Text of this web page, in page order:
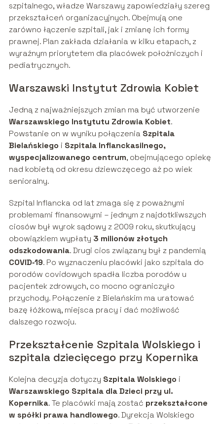
szpitalnego, władze Warszawy zapowiedziały szereg
przekształceń organizacyjnych. Obejmują one
zarówno łączenie szpitali, jak i zmianę ich formy
prawnej. Plan zakłada działania w kilku etapach, z
wyraźnym priorytetem dla placówek położniczych i
pediatrycznych.
Warszawski Instytut Zdrowia Kobiet
Jedną z najważniejszych zmian ma być utworzenie
Warszawskiego Instytutu Zdrowia Kobiet.
Powstanie on w wyniku połączenia Szpitala
Bielańskiego i Szpitala Inflanckasilnego,
wyspecjalizowanego centrum, obejmującego opiekę
nad kobietą od okresu dziewczęcego aż po wiek
senioralny.
Szpital Inflancka od lat zmaga się z poważnymi
problemami finansowymi – jednym z najdotkliwszych
ciosów był wyrok sądowy z 2009 roku, skutkujący
obowiązkiem wypłaty 3 milionów złotych
odszkodowania. Drugi cios związany był z pandemią
COVID‑19. Po wyznaczeniu placówki jako szpitala do
porodów covidowych spadła liczba porodów u
pacjentek zdrowych, co mocno ograniczyło
przychody. Połączenie z Bielańskim ma uratować
bazę łóżkową, miejsca pracy i dać możliwość
dalszego rozwoju.
Przekształcenie Szpitala Wolskiego i
szpitala dziecięcego przy Kopernika
Kolejna decyzja dotyczy Szpitala Wolskiego i
Warszawskiego Szpitala dla Dzieci przy ul.
Kopernika. Te placówki mają zostać przekształcone
w spółki prawa handlowego. Dyrekcja Wolskiego